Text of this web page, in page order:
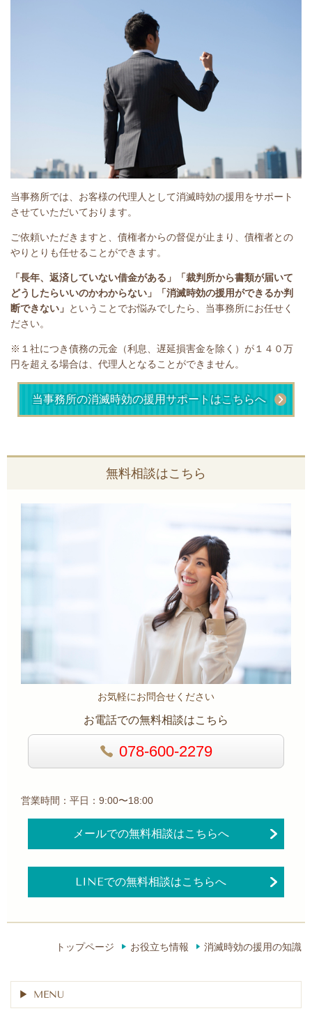
当事務所では、お客様の代理人として消滅時効の援用をサポート
させていただいております。
ご依頼いただきますと、債権者からの督促が止まり、債権者との
やりとりも任せることができます。
「長年、返済していない借金がある」
「裁判所から書類が届いて
どうしたらいいのかわからない」「消滅時効の援用ができるか判
断できない」 ということでお悩みでしたら、当事務所にお任せく
ださい。
※１社につき債務の元金（利息、遅延損害金を除く）が１４０万
円を超える場合は、代理人となることができません。
当事務所の消滅時効の援用サポートはこちらへ
無料相談はこちら
お気軽にお問合せください
お電話での無料相談はこちら
078-600-2279
営業時間：平日：9:00〜18:00
メールでの無料相談はこちらへ
LINEでの無料相談はこちらへ
トップページ お役立ち情報 消滅時効の援用の知識
MENU